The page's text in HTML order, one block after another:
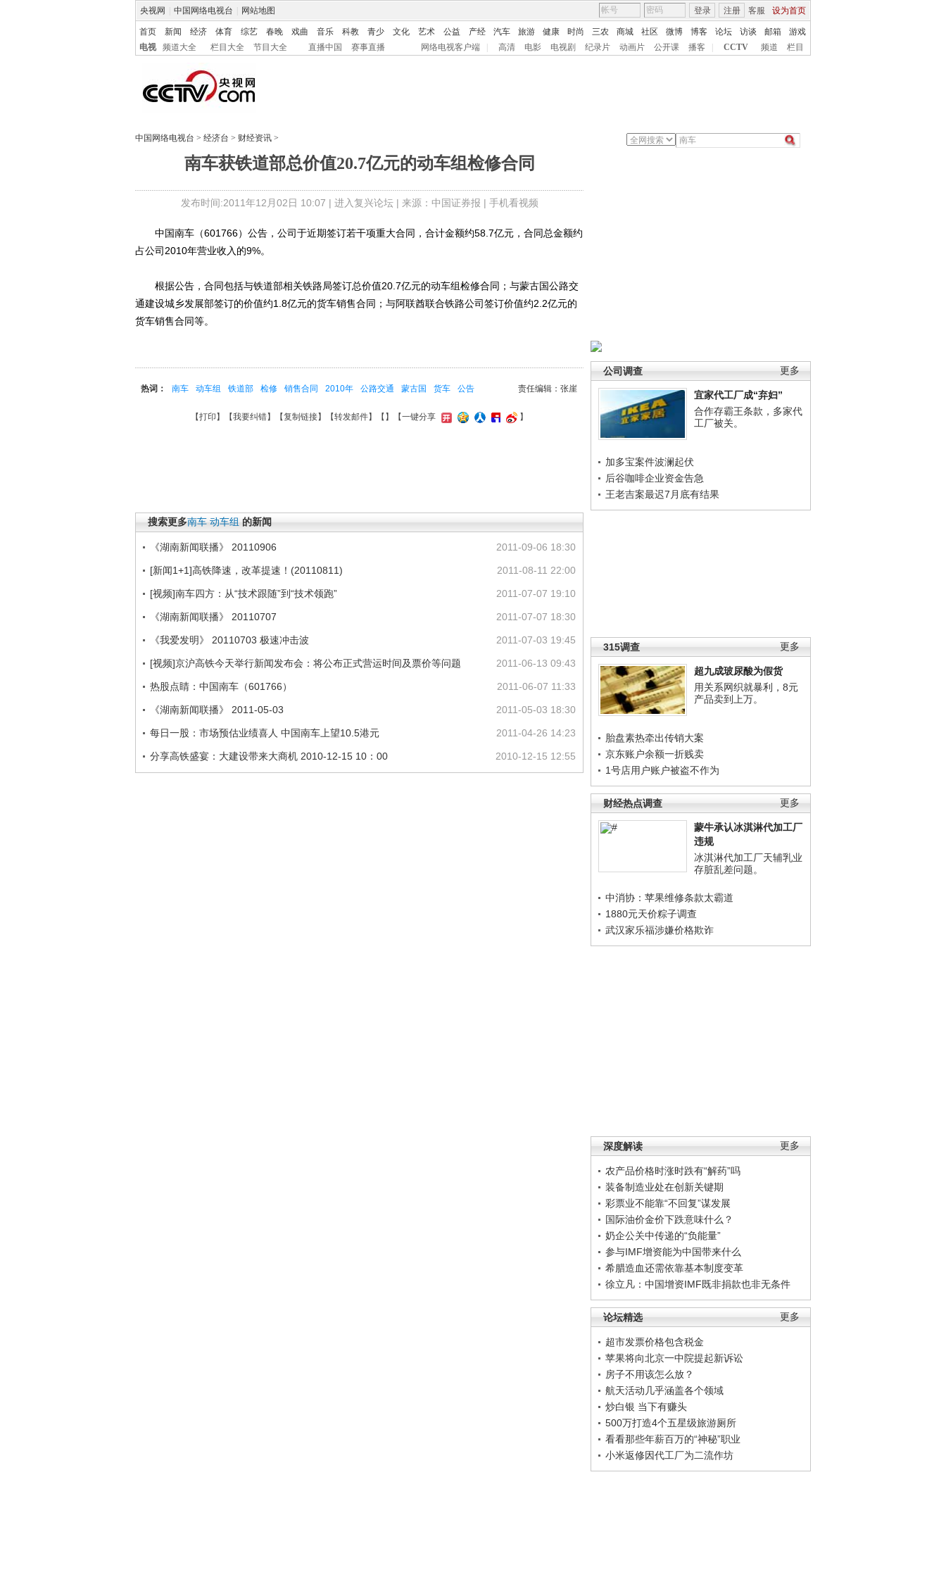
央视网 中国网络电视台 网站地图 客服 设为首页
登录 注册
首页 新闻 经济 体育 综艺 春晚 戏曲 音乐 科教 青少 文化 艺术 公益 产经 汽车 旅游 健康 时尚 三农 商城 社区 微博 博客 论坛 访谈 邮箱
游戏
电视
频道大全 栏目大全 节目大全 直播中国 赛事直播 网络电视客户端 高清 电影 电视剧 纪录片 动画片 公开课 播客 CCTV 频道 栏目
中国网络电视台 > 经济台 > 财经资讯 >
南车获铁道部总价值20.7亿元的动车组检修合同
发布时间:2011年12月02日 10:07 | 进入复兴论坛| 来源：中国证券报 | 手机看视频
更多
公司调查
宜家代工厂成“弃妇”
合作存霸王条款，多家代
工厂被关。
加多宝案件波澜起伏
后谷咖啡企业资金告急
王老吉案最迟7月底有结果
更多
315调查
超九成玻尿酸为假货
用关系网织就暴利，8元
产品卖到上万。
胎盘素热牵出传销大案
京东账户余额一折贱卖
1号店用户账户被盗不作为
更多
财经热点调查
蒙牛承认冰淇淋代加工厂
违规
冰淇淋代加工厂天辅乳业
存脏乱差问题。
中消协：苹果维修条款太霸道
1880元天价粽子调查
武汉家乐福涉嫌价格欺诈
更多
深度解读
农产品价格时涨时跌有“解药”吗
装备制造业处在创新关键期
彩票业不能靠“不回复”谋发展
国际油价金价下跌意味什么？
奶企公关中传递的“负能量”
参与IMF增资能为中国带来什么
希腊造血还需依靠基本制度变革
徐立凡：中国增资IMF既非捐款也非无条件
更多
论坛精选
超市发票价格包含税金
苹果将向北京一中院提起新诉讼
房子不用该怎么放？
航天活动几乎涵盖各个领域
炒白银 当下有赚头
500万打造4个五星级旅游厕所
看看那些年薪百万的“神秘”职业
小米返修因代工厂为二流作坊
中国南车（601766）公告，公司于近期签订若干项重大合同，合计金额约58.7亿元，合同总金额约
占公司2010年营业收入的9%。
根据公告，合同包括与铁道部相关铁路局签订总价值20.7亿元的动车组检修合同；与蒙古国公路交
通建设城乡发展部签订的价值约1.8亿元的货车销售合同；与阿联酋联合铁路公司签订价值约2.2亿元的
货车销售合同等。
责任编辑：张崖
热词： 南车 动车组 铁道部 检修 销售合同 2010年 公路交通 蒙古国 货车 公告
【打印 】【我要纠错】【复制链接】【转发邮件】【 】 【一键分享 】
搜索更多南车 动车组 的新闻
2011-09-06 18:30
《湖南新闻联播》 20110906
2011-08-11 22:00
[新闻1+1]高铁降速，改革提速！(20110811)
2011-07-07 19:10
[视频]南车四方：从“技术跟随”到“技术领跑”
2011-07-07 18:30
《湖南新闻联播》 20110707
2011-07-03 19:45
《我爱发明》 20110703 极速冲击波
2011-06-13 09:43
[视频]京沪高铁今天举行新闻发布会：将公布正式营运时间及票价等问题
2011-06-07 11:33
热股点睛：中国南车（601766）
2011-05-03 18:30
《湖南新闻联播》 2011-05-03
2011-04-26 14:23
每日一股：市场预估业绩喜人 中国南车上望10.5港元
2010-12-15 12:55
分享高铁盛宴：大建设带来大商机 2010-12-15 10：00